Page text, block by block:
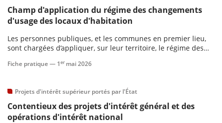
Champ d'application du régime des changements
d'usage des locaux d'habitation
Les personnes publiques, et les communes en premier lieu,
sont chargées d’appliquer, sur leur territoire, le régime des
juridique constitue un instrument central de régulation du
Fiche pratique — 1er mai 2026
Projets d'intérêt supérieur portés par l'État
Contentieux des projets d'intérêt général et des
opérations d'intérêt national